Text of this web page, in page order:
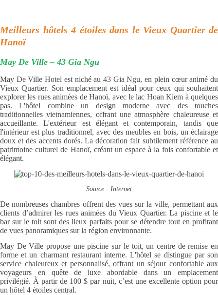
Meilleurs hôtels 4 étoiles dans le Vieux Quartier de
Hanoï
May De Ville – 43 Gia Ngu
May De Ville Hotel est niché au 43 Gia Ngu, en plein cœur animé du
Vieux Quartier. Son emplacement est idéal pour ceux qui souhaitent
explorer les rues animées de Hanoï, avec le lac Hoan Kiem à quelques
pas. L'hôtel combine un design moderne avec des touches
traditionnelles vietnamiennes, offrant une atmosphère chaleureuse et
accueillante. L'extérieur est élégant et contemporain, tandis que
l'intérieur est plus traditionnel, avec des meubles en bois, un éclairage
doux et des accents dorés. La décoration fait subtilement référence au
patrimoine culturel de Hanoï, créant un espace à la fois confortable et
élégant.
Source : Internet
De nombreuses chambres offrent des vues sur la ville, permettant aux
clients d’admirer les rues animées du Vieux Quartier. La piscine et le
bar sur le toit sont des lieux parfaits pour se détendre tout en profitant
de vues panoramiques sur la région environnante.
May De Ville propose une piscine sur le toit, un centre de remise en
forme et un charmant restaurant interne. L'hôtel se distingue par son
service chaleureux et personnalisé, offrant un séjour confortable aux
voyageurs en quête de luxe abordable dans un emplacement
privilégié. À partir de 100 $ par nuit, c’est une excellente option pour
un hôtel 4 étoiles central.